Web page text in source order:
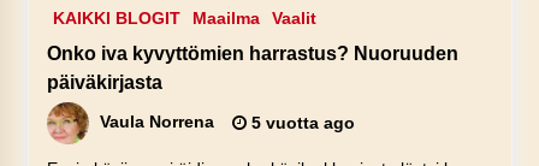
KAIKKI BLOGIT Maailma Vaalit
Onko iva kyvyttömien harrastus? Nuoruuden
päiväkirjasta
Vaula Norrena 5 vuotta ago